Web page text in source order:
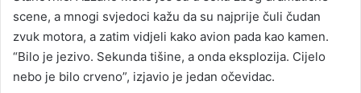
scene, a mnogi svjedoci kažu da su najprije čuli čudan
zvuk motora, a zatim vidjeli kako avion pada kao kamen.
“Bilo je jezivo. Sekunda tišine, a onda eksplozija. Cijelo
nebo je bilo crveno”, izjavio je jedan očevidac.